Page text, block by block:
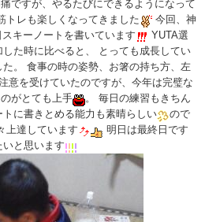
ですが、やるたびにできるようになって
トレも楽しくなってきました
今回、神
キーノートを書いています
YUTA選
た時に比べると、 とっても成長してい
。 食事の時の姿勢、お箸の持ち方、左
意を受けていたのですが、今年は完璧な
がとても上手
。 毎日の練習もきちん
に書きとめる能力も素晴らしい
ので
上達しています
明日は最終日です
と思います